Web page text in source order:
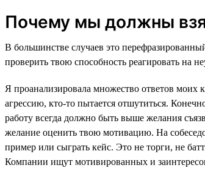
Почему мы должны
В большинстве случаев это
проверить твою способность реагировать на
Я проанализировала множество ответов
агрессию, кто-то пытается отшутиться.
работу всегда должно быть выше желания
желание оценить твою мотивацию. На
пример или сыграть кейс. Это не торги, не
Компании ищут мотивированных и